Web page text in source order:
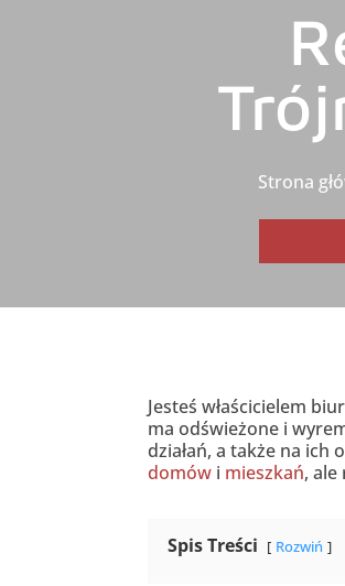
Strona
Jesteś właścicielem
ma odświeżone i
działań, a także na
domów i mieszkań,
Spis Treści Rozwiń